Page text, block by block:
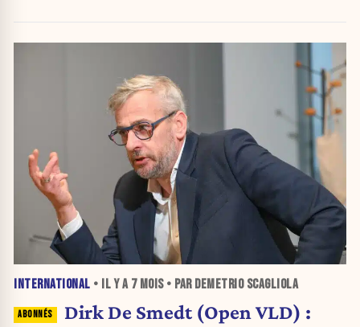
INTERNATIONAL • IL Y A 7 MOIS• PAR DEMETRIO SCAGLIOLA
Dirk De Smedt (Open VLD) :